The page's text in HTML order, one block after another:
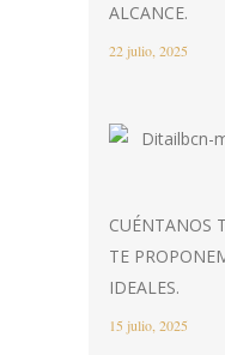
ALCANCE.
22 julio, 2025
CUÉNTANOS
TE
IDEALES.
15 julio, 2025